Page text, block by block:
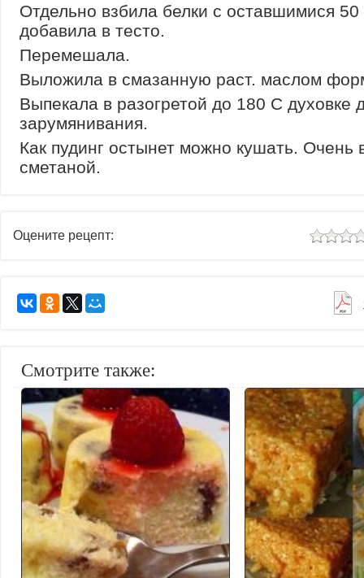
Отдельно взбила белки с оставшимися 50
добавила в тесто.
Перемешала.
Выложила в смазанную раст. маслом
Выпекала в разогретой до 180 С духовке
зарумянивания.
Как пудинг остынет можно кушать. Очень
сметаной.
Оцените рецепт:
Смотрите также: